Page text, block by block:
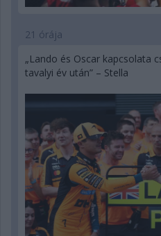
21 órája
„Lando és Oscar kapcsolata
tavalyi év után” – Stella